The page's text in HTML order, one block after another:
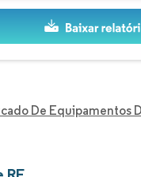
De Equipamentos